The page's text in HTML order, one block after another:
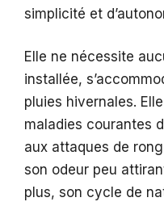
simplicité et
Elle ne nécessite
installée,
pluies hivernales.
maladies courantes
aux attaques de
son odeur peu
plus, son cycle de